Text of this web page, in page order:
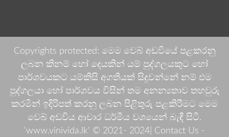
Copyrights protected: මෙම වෙබ් අඩවියේ පළකරනු
ලබන කිනම් හෝ දෙයකින් යම් පුද්ගලයකුට හෝ
පාර්ශවයකට යම්කිසි අගතියක් සිදුවන්නේ නම් එම
පුද්ගලයා හෝ පාර්ශවය විසින් තම අනන්‍යතාව තහවුරු
කරමින් ඉදිරිපත් කරනු ලබන පිළිතුරු පළකිරීමට මෙම
වෙබ් අඩවිය ආචාර ධර්මීය වශයෙන් බැඳී සිටී.
'www.vinivida.lk' © 2021- 2024| Contact Us -